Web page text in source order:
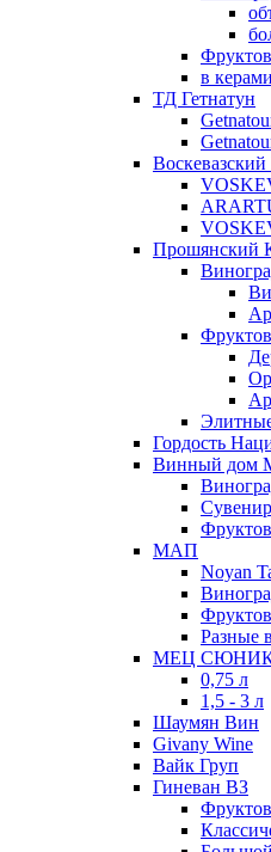
в
ТД Гетнатун
Прошянский
Гордость
Винный дом
МАП
Noyan
Разные
МЕЦ
0,75 л
1,5 - 3 л
Шаумян Вин
Givany Wine
Вайк Груп
Гиневан ВЗ